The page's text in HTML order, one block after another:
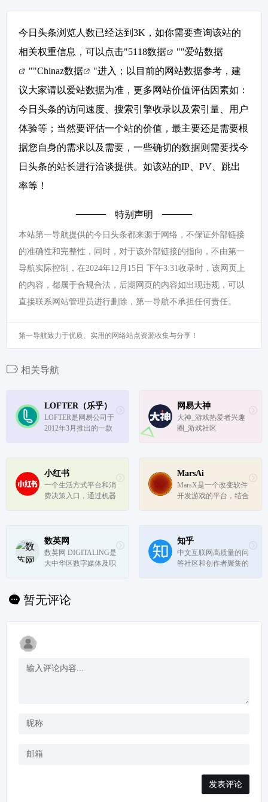
今日头条浏览人数已经达到3K，如你需要查询该站的
相关权重信息，可以点击"5118数据 ""爱站数据
""Chinaz数据
"进入；以目前的网站数据参考，建
议大家请以爱站数据为准，更多网站价值评估因素如：
今日头条的访问速度、搜索引擎收录以及索引量、用户
体验等；当然要评估一个站的价值，最主要还是需要根
据您自身的需求以及需要，一些确切的数据则需要找今
日头条的站长进行洽谈提供。如该站的IP、PV、跳出
率等！
特别声明
本站第一导航提供的今日头条都来源于网络，不保证外部链接
的准确性和完整性，同时，对于该外部链接的指向，不由第一
导航实际控制，在2024年12月15日 下午3:31收录时，该网页上
的内容，都属于合规合法，后期网页的内容如出现违规，可以
直接联系网站管理员进行删除，第一导航不承担任何责任。
第一导航致力于优质、实用的网络站点资源收集与分享！
相关导航
LOFTER（乐乎）
LOFTER是网易公司于
2012年3月推出的一款
工具、原创社区，以及
有品质的手机博客应
用。
网易大神
大神_游戏热爱者兴趣
圈_游戏社区
小红书
一个生活方式平台和消
费决策入口，通过机器
MarsAi
MarsX是一个改变软件
开发游戏的平台，结合
数英网
数英网 DIGITALING是
大中华区数字媒体及职
媒、创意设计、电商、
移动互联网等各数字相
知乎
中文互联网高质量的问
答社区和创作者聚集的
暂无评论
发表评论